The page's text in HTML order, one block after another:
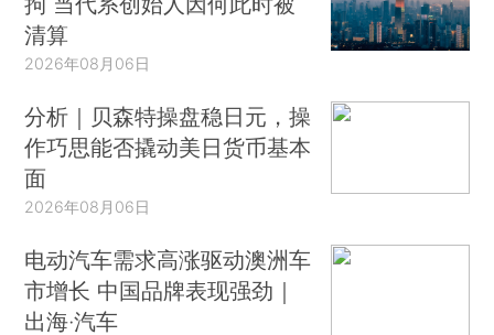
清算
2026年08月06日
分析｜贝森特操盘稳日元，操
作巧思能否撬动美日货币基本
面
2026年08月06日
电动汽车需求高涨驱动澳洲车
市增长 中国品牌表现强劲｜
出海·汽车